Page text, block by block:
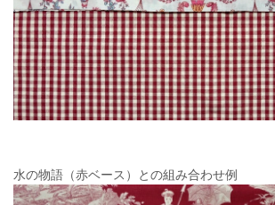
水の物語（赤ベース）との組み合わせ例